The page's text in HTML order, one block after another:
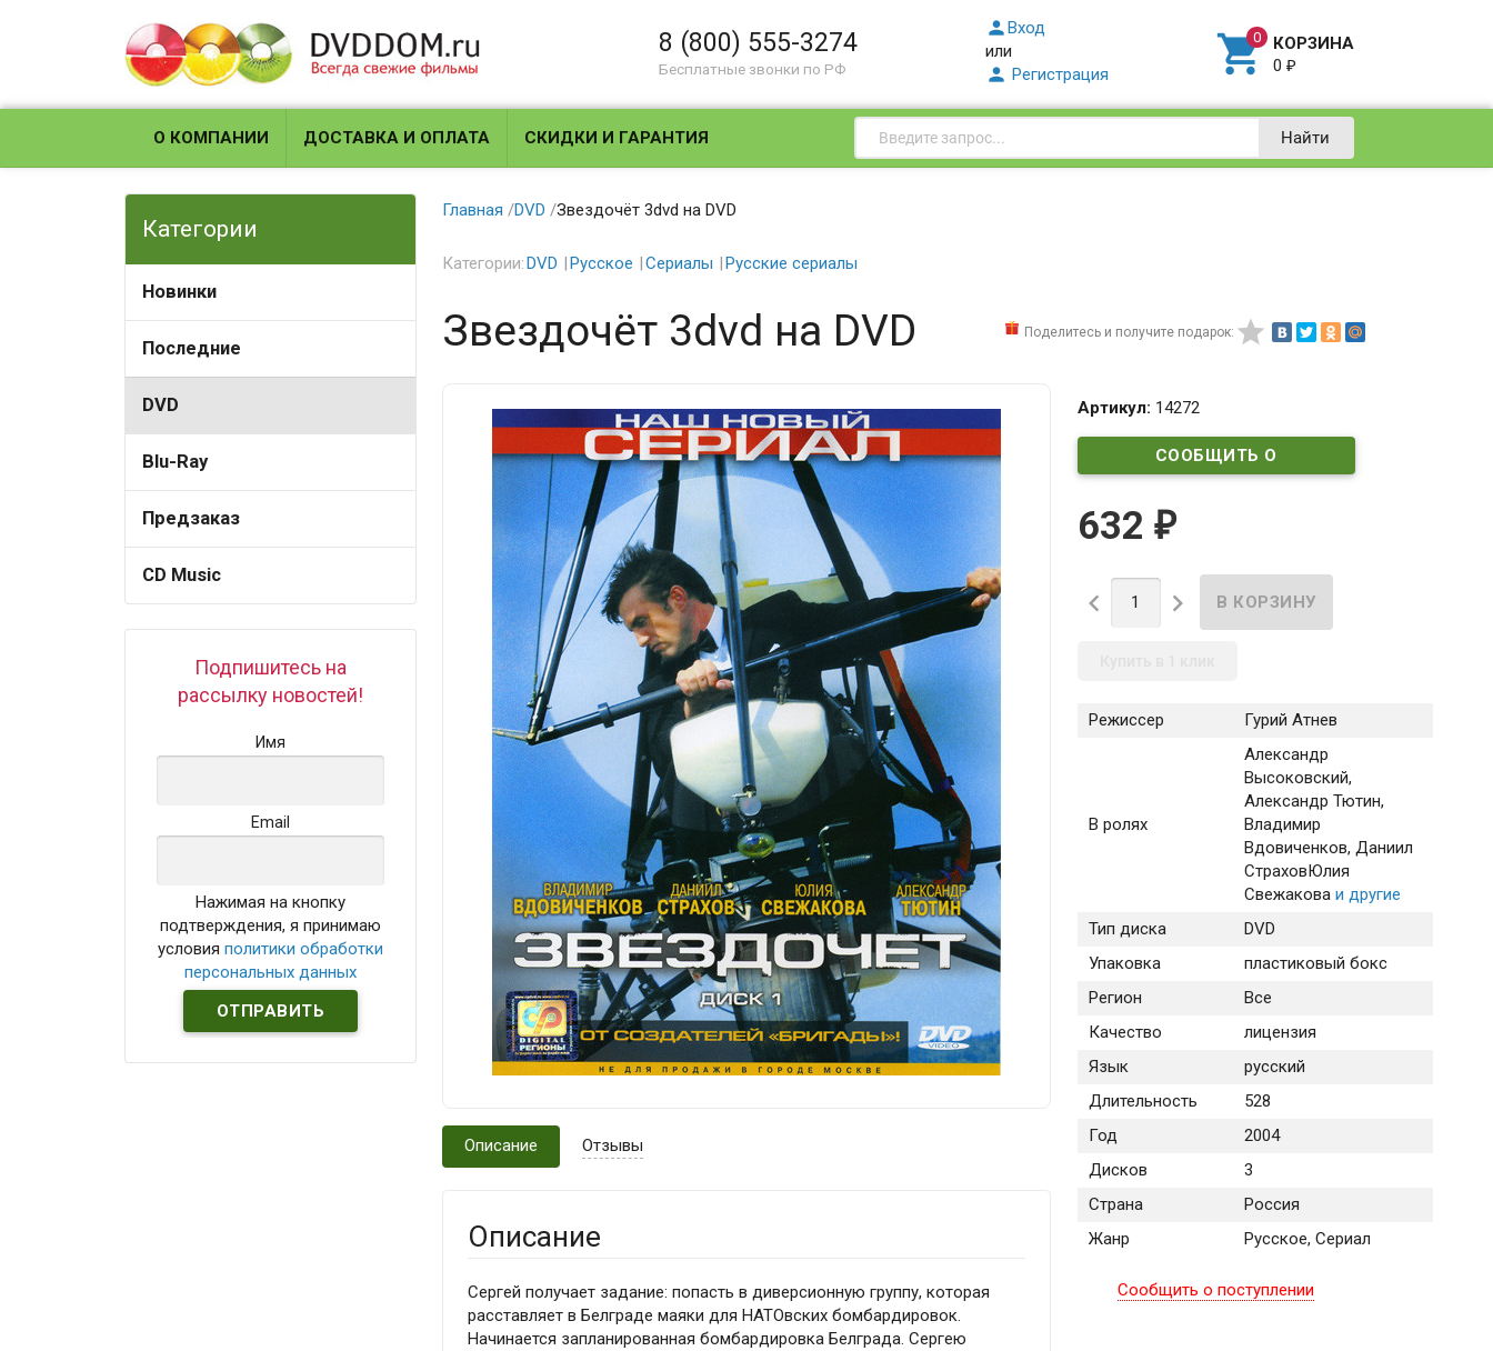
8 (800) 555-3274
Бесплатные звонки по РФ
Вход
или
 Регистрация  КОРЗИНА
0₽
О КОМПАНИИ ДОСТАВКА И ОПЛАТА СКИДКИ И ГАРАНТИЯ Найти
Категории
Новинки
Последние
DVD
Blu-Ray
Предзаказ
CD Music
Подпишитесь на
рассылку новостей!
Имя
Email
Нажимая на кнопку
подтверждения, я принимаю
условияполитики обработки
персональных данных
Главная /DVD /Звездочёт 3dvd на DVD
Категории:DVD Русское Сериалы Русские сериалы
Поделитесь и получите подарок: 
Звездочёт 3dvd на DVD
Артикул: 14272
СООБЩИТЬ О
632 ₽
 
Режиссер Гурий Атнев
В ролях
Александр
Высоковский,
Александр Тютин,
Владимир
Вдовиченков, Даниил
СтраховЮлия
Свежаковаи другие
Тип диска
DVD
Упаковка
пластиковый бокс
Регион
Все
Качество
лицензия
Язык
русский
Длительность
528
Год
2004
Дисков
3
Страна
Россия
Жанр
Русское, Сериал
Сообщить о поступлении
Описание Отзывы
Описание
Сергей получает задание: попасть в диверсионную группу, которая
расставляет в Белграде маяки для НАТОвских бомбардировок.
Начинается запланированная бомбардировка Белграда. Сергею